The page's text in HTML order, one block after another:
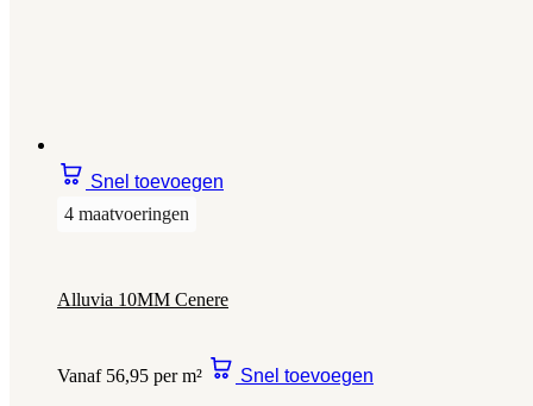
Snel toevoegen
4 maatvoeringen
Alluvia 10MM Cenere
Vanaf 56,95 per m² Snel toevoegen